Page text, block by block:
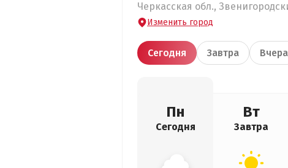
Черкасская обл.,
Изменить город
Сегодня Завтра Вчера
Пн
Сегодня
Вт
Завтра